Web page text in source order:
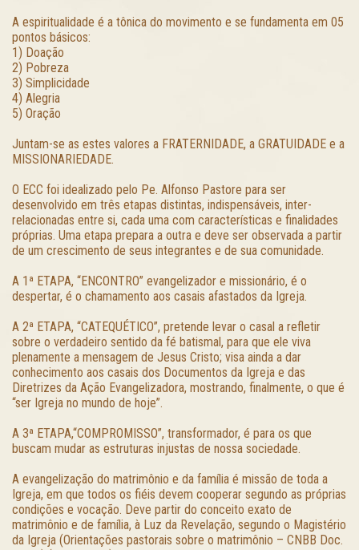
A espiritualidade é a tônica do movimento e se fundamenta em 05
pontos básicos:
1) Doação
2) Pobreza
3) Simplicidade
4) Alegria
5) Oração
Juntam-se as estes valores a FRATERNIDADE, a GRATUIDADE e a
MISSIONARIEDADE.
O ECC foi idealizado pelo Pe. Alfonso Pastore para ser
desenvolvido em três etapas distintas, indispensáveis, inter-
relacionadas entre si, cada uma com características e finalidades
próprias. Uma etapa prepara a outra e deve ser observada a partir
de um crescimento de seus integrantes e de sua comunidade.
A 1ª ETAPA, “ENCONTRO” evangelizador e missionário, é o
despertar, é o chamamento aos casais afastados da Igreja.
A 2ª ETAPA, “CATEQUÉTICO”, pretende levar o casal a refletir
sobre o verdadeiro sentido da fé batismal, para que ele viva
plenamente a mensagem de Jesus Cristo; visa ainda a dar
conhecimento aos casais dos Documentos da Igreja e das
Diretrizes da Ação Evangelizadora, mostrando, finalmente, o que é
“ser Igreja no mundo de hoje”.
A 3ª ETAPA,“COMPROMISSO”, transformador, é para os que
buscam mudar as estruturas injustas de nossa sociedade.
A evangelização do matrimônio e da família é missão de toda a
Igreja, em que todos os fiéis devem cooperar segundo as próprias
condições e vocação. Deve partir do conceito exato de
matrimônio e de família, à Luz da Revelação, segundo o Magistério
da Igreja (Orientações pastorais sobre o matrimônio – CNBB Doc.